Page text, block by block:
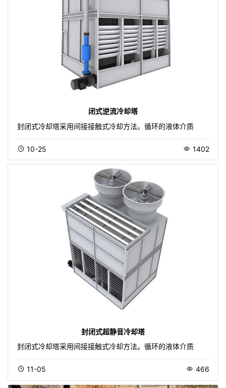
闭式逆流冷却塔
封闭式冷却塔采用间接接触式冷却方法。循环的液体介质
10-25 1402
封闭式超静音冷却塔
封闭式冷却塔采用间接接触式冷却方法。循环的液体介质
11-05 466